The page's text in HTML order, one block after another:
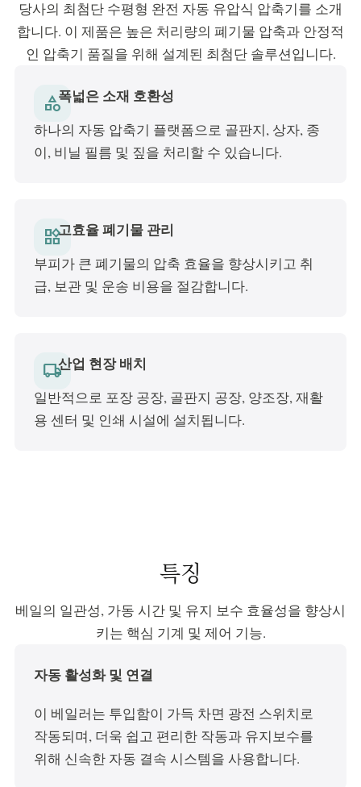
당사의 최첨단 수평형 완전 자동 유압식 압축기를 소개
합니다. 이 제품은 높은 처리량의 폐기물 압축과 안정적
인 압축기 품질을 위해 설계된 최첨단 솔루션입니다.
category폭넓은 소재 호환성
하나의 자동 압축기 플랫폼으로 골판지, 상자, 종
이, 비닐 필름 및 짚을 처리할 수 있습니다.
widgets고효율 폐기물 관리
부피가 큰 폐기물의 압축 효율을 향상시키고 취
급, 보관 및 운송 비용을 절감합니다.
local_shipping산업 현장 배치
일반적으로 포장 공장, 골판지 공장, 양조장, 재활
용 센터 및 인쇄 시설에 설치됩니다.
특징
베일의 일관성, 가동 시간 및 유지 보수 효율성을 향상시
키는 핵심 기계 및 제어 기능.
자동 활성화 및 연결
이 베일러는 투입함이 가득 차면 광전 스위치로
작동되며, 더욱 쉽고 편리한 작동과 유지보수를
위해 신속한 자동 결속 시스템을 사용합니다.